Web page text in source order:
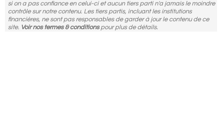
si on a pas confiance en celui-ci et aucun tiers parti n'a jamais le moindre
contrôle sur notre contenu. Les tiers partis, incluant les institutions
financières, ne sont pas responsables de garder à jour le contenu de ce
site. Voir nos termes & conditionspour plus de détails.